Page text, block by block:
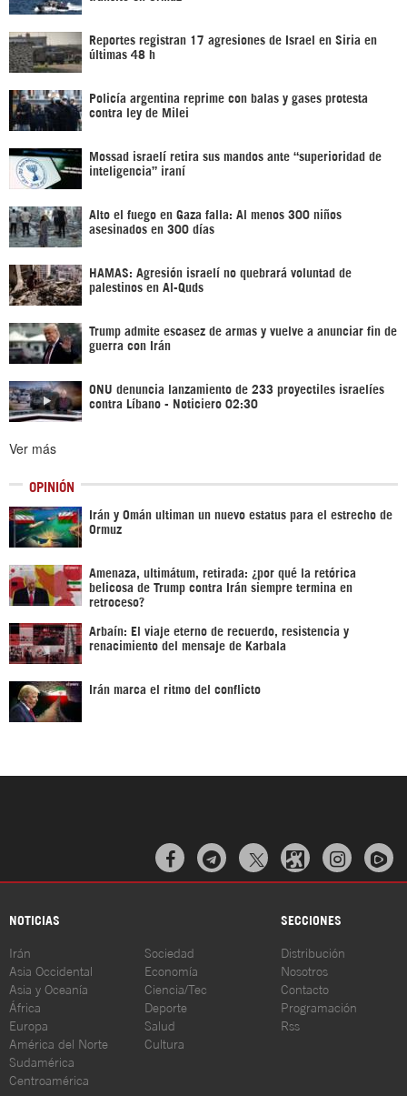
Reportes registran 17 agresiones de Israel en Siria en
últimas 48 h
Policía argentina reprime con balas y gases protesta
contra ley de Milei
Mossad israelí retira sus mandos ante “superioridad de
inteligencia” iraní
Alto el fuego en Gaza falla: Al menos 300 niños
asesinados en 300 días
HAMAS: Agresión israelí no quebrará voluntad de
palestinos en Al-Quds
Trump admite escasez de armas y vuelve a anunciar fin de
guerra con Irán
ONU denuncia lanzamiento de 233 proyectiles israelíes
contra Líbano - Noticiero 02:30
Ver más
OPINIÓN
Irán y Omán ultiman un nuevo estatus para el estrecho de
Ormuz
Amenaza, ultimátum, retirada: ¿por qué la retórica
belicosa de Trump contra Irán siempre termina en
retroceso?
Arbaín: El viaje eterno de recuerdo, resistencia y
renacimiento del mensaje de Karbala
Irán marca el ritmo del conflicto
  
NOTICIAS SECCIONES
Irán
Asia Occidental
Asia y Oceanía
África
Europa
América del Norte
Sudamérica
Centroamérica
Sociedad
Economía
Ciencia/Tec
Deporte
Salud
Cultura
Distribución
Nosotros
Contacto
Programación
Rss